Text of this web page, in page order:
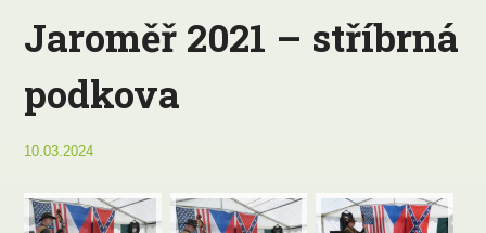
Jaroměř 2021 – stříbrná
podkova
10.03.2024